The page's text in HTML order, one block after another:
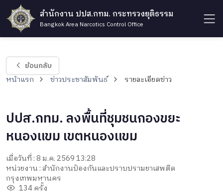
สำนักงาน ปปส.กทม. กระทรวงยุติธรรม
Bangkok Area Narcotics Control Office
ย้อนกลับ
หน้าแรก ข่าวประชาสัมพันธ์ รายละเอียดข่าว
ปปส.กทม. ลงพื้นที่ชุมชนกองขยะ
หนองแขม เขตหนองแขม
เมื่อวันที่ : 8 ม.ค. 2569 13:28
หน่วยงาน : สำนักงานป้องกันและปราบปรามยาเสพติด
กรุงเทพมหานคร
134 ครั้ง